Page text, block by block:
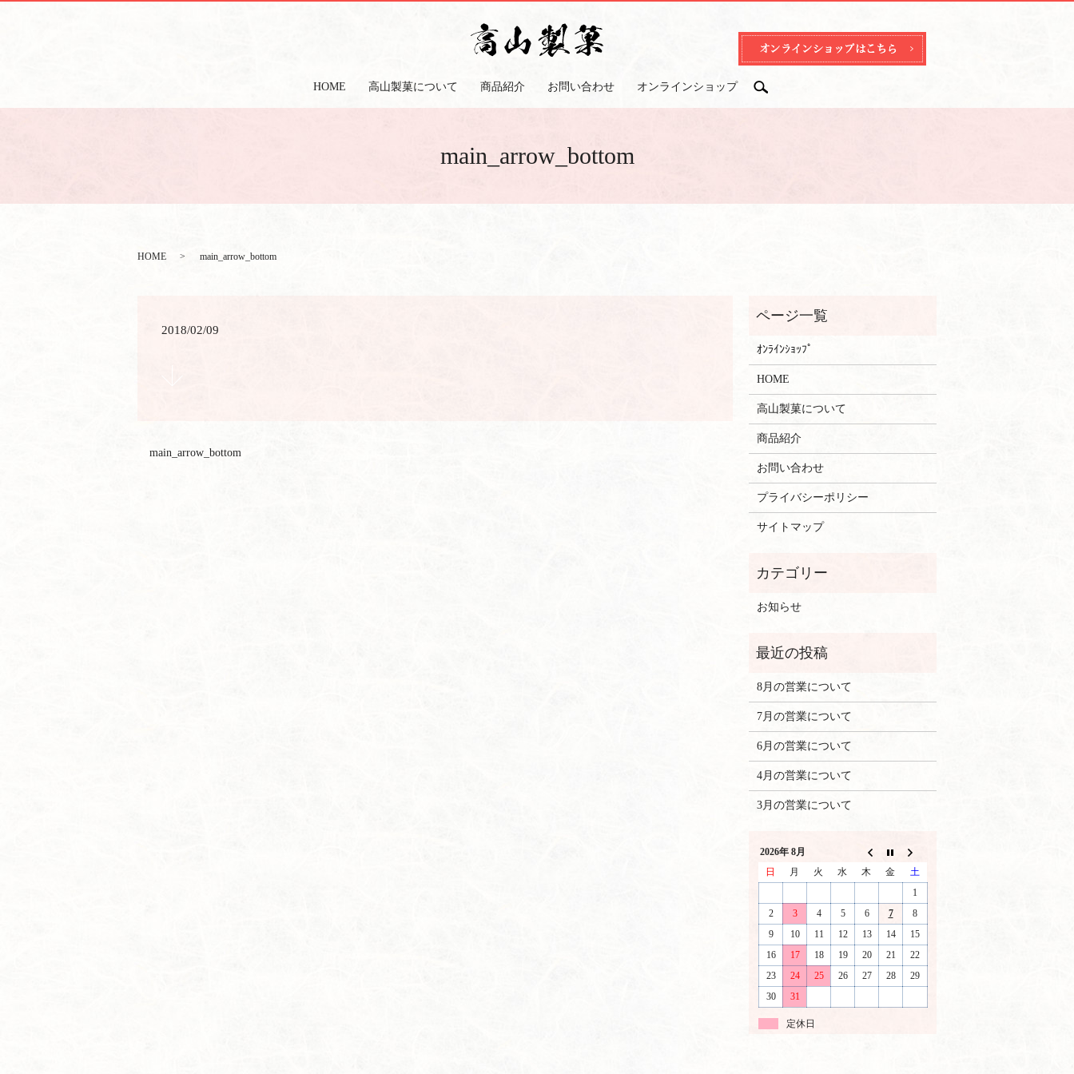
HOME 高山製菓について 商品紹介 お問い合わせ オンラインショップ search
main_arrow_bottom
HOME main_arrow_bottom
2018/02/09
main_arrow_bottom
ｵﾝﾗｲﾝｼｮｯﾌﾟ
HOME
高山製菓について
商品紹介
お問い合わせ
プライバシーポリシー
サイトマップ
お知らせ
8月の営業について
7月の営業について
6月の営業について
4月の営業について
3月の営業について
2026年 8月
日
月 火 水 木 金
土
1
2
3 4 5 6 7
8
9
10 11 12 13 14
15
16
17 18 19 20 21
22
23
24 25 26 27 28
29
30
31
定休日